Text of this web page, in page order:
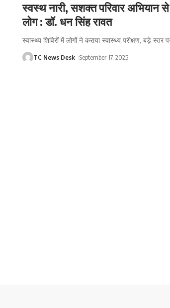
स्वस्थ नारी, सशक्त परिवार अभियान
लोग : डॉ. धन सिंह रावत
स्वास्थ्य शिविरों में लोगों ने कराया स्वास्थ्य परीक्षण, बड़े स्तर
TC News Desk September 17, 2025